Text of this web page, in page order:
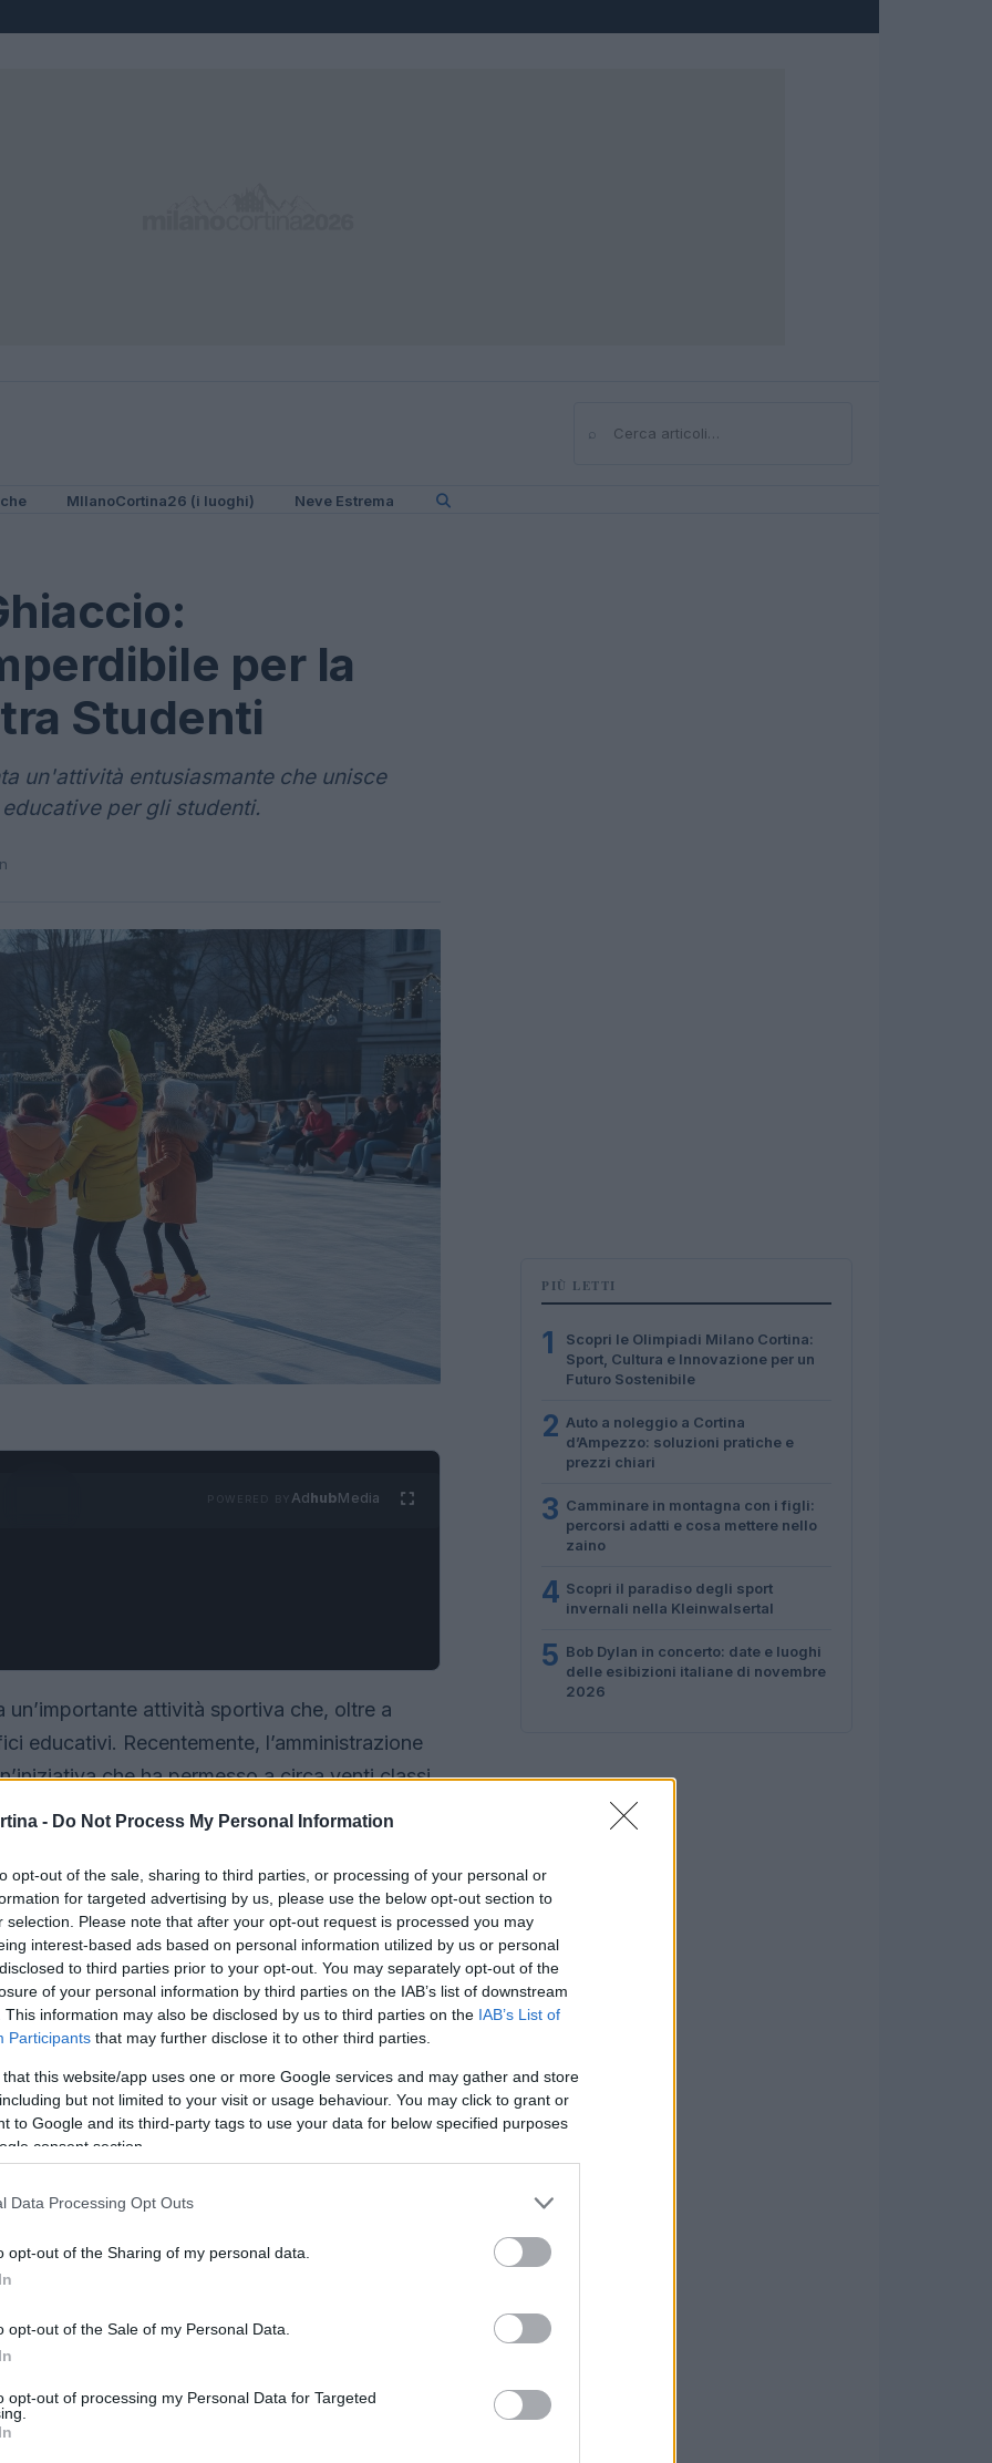
- Do Not Process My Personal Information
opt-out of the sale, sharing to third parties, or processing of your personal or
for targeted advertising by us, please use the below opt-out section to
selection. Please note that after your opt-out request is processed you may
interest-based ads based on personal information utilized by us or personal
to third parties prior to your opt-out. You may separately opt-out of the
of your personal information by third parties on the IAB’s list of downstream
This information may also be disclosed by us to third parties on the IAB’s List of
Participants that may further disclose it to other third parties.
that this website/app uses one or more Google services and may gather and store
but not limited to your visit or usage behaviour. You may click to grant or
to Google and its third-party tags to use your data for below specified purposes
consent section.
Data Processing Opt Outs
opt-out of the Sharing of my personal data.
opt-out of the Sale of my Personal Data.
opt-out of processing my Personal Data for Targeted
⌕Cerca
MIlanoCortina26 (i luoghi) Neve Estrema
per la
Studenti
un'attività entusiasmante che unisce
per gli studenti.
AdhubMedia
un’importante attività sportiva che, oltre a
educativi. Recentemente, l’amministrazione
che ha permesso a circa venti classi
sulla pista allestita in piazza durante le
unica
e di coordinazione poco frequentemente
fisico e mentale, poiché affrontare e
PIÙ LETTI
1
Scopri le Olimpiadi Milano Cortina:
Sport, Cultura e Innovazione per un
Futuro Sostenibile
2 Auto a noleggio a Cortina
d’Ampezzo: soluzioni pratiche e
prezzi chiari
3 Camminare in montagna con i figli:
percorsi adatti e cosa mettere nello
zaino
4 Scopri il paradiso degli sport
invernali nella Kleinwalsertal
5 Bob Dylan in concerto: date e luoghi
delle esibizioni italiane di novembre
2026